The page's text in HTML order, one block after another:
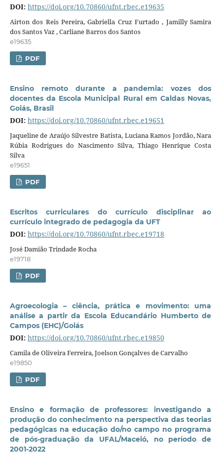
DOI: https://doi.org/10.70860/ufnt.rbec.e19635
Airton dos Reis Pereira, Gabriella Cruz Furtado , Jamilly Samira
dos Santos Vaz , Carliane Barros dos Santos
e19635
PDF
Ensino remoto durante a pandemia: vozes dos
docentes da Escola Municipal Rural em Caldas Novas,
Goiás, Brasil
DOI: https://doi.org/10.70860/ufnt.rbec.e19651
Jaqueline de Araújo Silvestre Batista, Luciana Ramos Jordão, Nara
Rúbia Rodrigues do Nascimento Silva, Thiago Henrique Costa
Silva
e19651
PDF
Escritos curriculares do currículo disciplinar ao
currículo integrado de pedagogia da UFT
DOI: https://doi.org/10.70860/ufnt.rbec.e19718
José Damião Trindade Rocha
e19718
PDF
Agroecologia – ciência, prática e movimento: uma
análise a partir da Escola Educandário Humberto de
Campos (EHC)/Goiás
DOI: https://doi.org/10.70860/ufnt.rbec.e19850
Camila de Oliveira Ferreira, Joelson Gonçalves de Carvalho
e19850
PDF
Ensino e formação de professores: investigando a
produção do conhecimento na perspectiva das teorias
pedagógicas na educação do/no campo no programa
de pós-graduação da UFAL/Maceió, no período de
2001-2022